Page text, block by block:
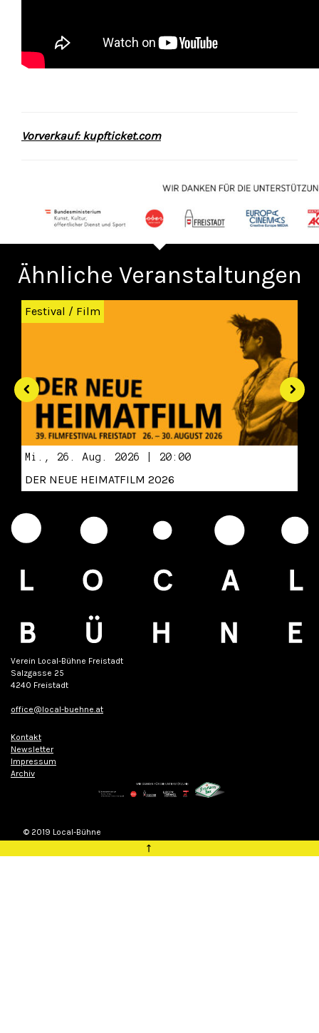
Vorverkauf: kupfticket.com
Ähnliche Veranstaltungen
Zurück
Festival / Film
Mi., 26. Aug. 2026 | 20:00
DER NEUE HEIMATFILM 2026
Verein Local-Bühne Freistadt
Salzgasse 25
4240 Freistadt
office@local-buehne.at
Kontakt
Newsletter
Impressum
Archiv
© 2019 Local-Bühne